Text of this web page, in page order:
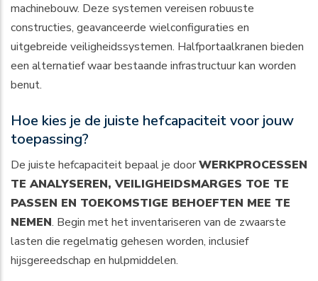
machinebouw. Deze systemen vereisen robuuste
constructies, geavanceerde wielconfiguraties en
uitgebreide veiligheidssystemen. Halfportaalkranen bieden
een alternatief waar bestaande infrastructuur kan worden
benut.
Hoe kies je de juiste hefcapaciteit voor jouw
toepassing?
De juiste hefcapaciteit bepaal je doorWERKPROCESSEN
TE ANALYSEREN, VEILIGHEIDSMARGES TOE TE
PASSEN EN TOEKOMSTIGE BEHOEFTEN MEE TE
NEMEN. Begin met het inventariseren van de zwaarste
lasten die regelmatig gehesen worden, inclusief
hijsgereedschap en hulpmiddelen.